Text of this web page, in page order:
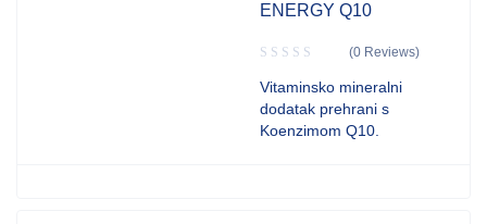
ENERGY Q10
(0 Reviews)
Vitaminsko mineralni
dodatak prehrani s
Koenzimom Q10.